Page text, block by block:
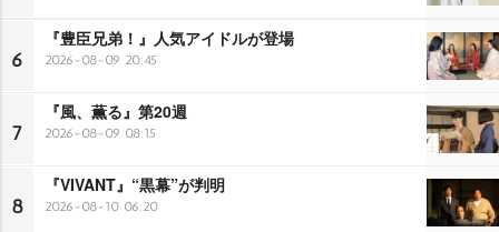
6
『豊臣兄弟！』人気アイドルが登場
2026-08-09 20:45
7
『風、薫る』第20週
2026-08-09 08:15
8
『VIVANT』“黒幕”が判明
2026-08-10 06:20